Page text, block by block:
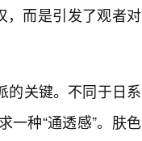
，而是引发了观者对
的关键。不同于日系
一种“通透感”。肤色